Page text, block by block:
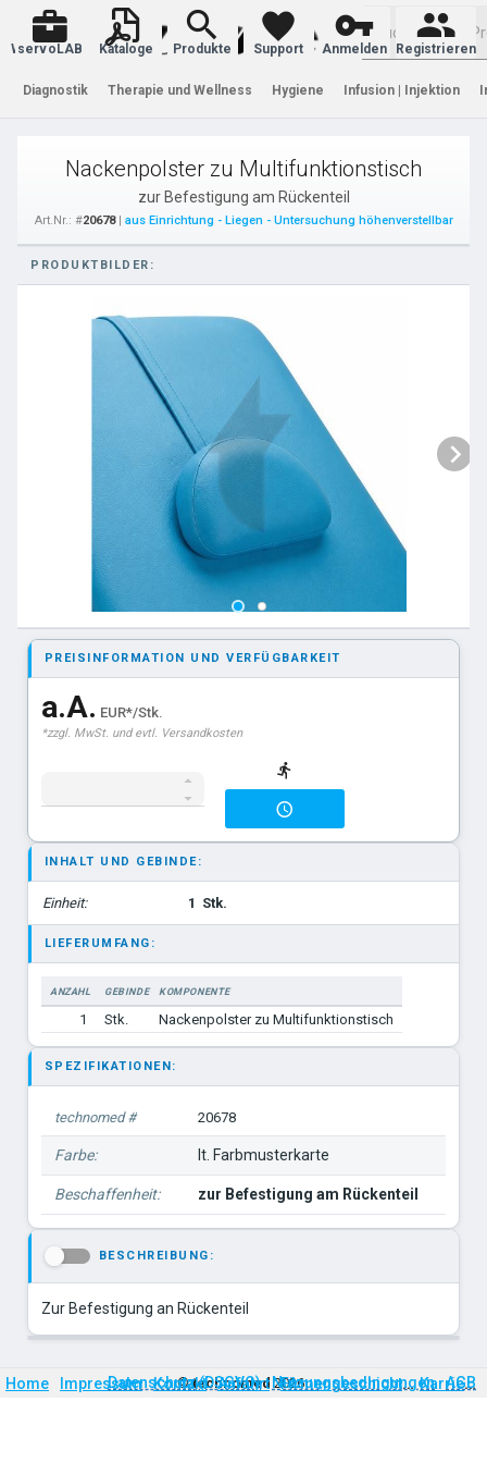
Warenkorb
servoLAB Kataloge Produkte Support Anmelden Registrieren
Diagnostik Therapie und Wellness Hygiene Infusion | Injektion
Nackenpolster zu Multifunktionstisch
zur Befestigung am Rückenteil
Art.Nr.: #20678| aus Einrichtung - Liegen - Untersuchung höhenverstellbar
PRODUKTBILDER:
PREISINFORMATION UND VERFÜGBARKEIT
a.A. EUR*/Stk.
*zzgl. MwSt. und evtl. Versandkosten
INHALT UND GEBINDE:
Einheit: 1 Stk.
LIEFERUMFANG:
ANZAHL GEBINDE
KOMPONENTE
1
Stk. Nackenpolster zu Multifunktionstisch
SPEZIFIKATIONEN:
technomed # 20678
Farbe: lt. Farbmusterkarte
Beschaffenheit: zur Befestigung am Rückenteil
BESCHREIBUNG:
Zur Befestigung an Rückenteil
Home Impressum Kontakt Anfahrt Firmengeschichte Karriere
©technomed 2026
Datenschutz (DSGVO) Nutzungsbedingungen AGB